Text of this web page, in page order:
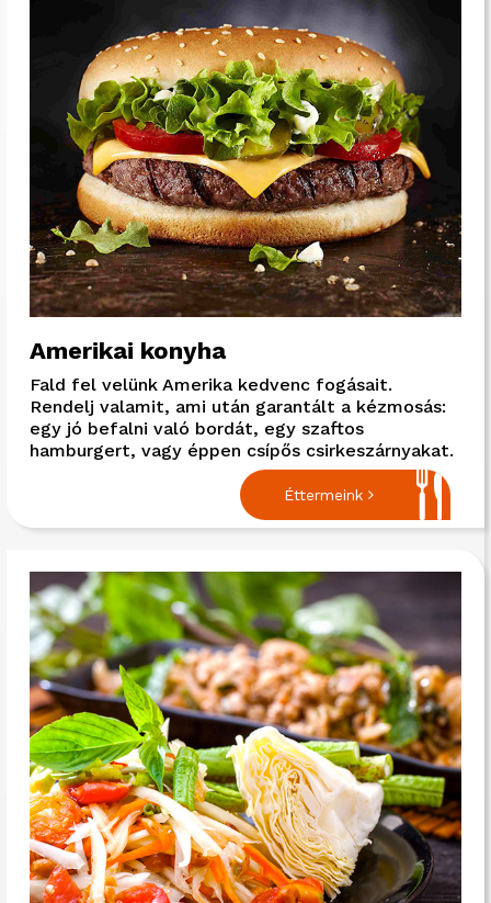
Amerikai konyha
Fald fel velünk Amerika kedvenc fogásait.
Rendelj valamit, ami után garantált a kézmosás:
egy jó befalni való bordát, egy szaftos
hamburgert, vagy éppen csípős csirkeszárnyakat.
Éttermeink